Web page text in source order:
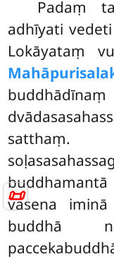
📜
Padaṃ
adhīyati
Lokāyataṃ
vasena iminā
buddhā